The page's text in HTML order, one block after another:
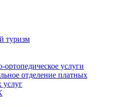
туризм
ортопедическое услуги
отделение платных
услуг